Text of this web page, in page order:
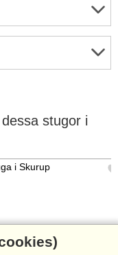
stugor i
9614